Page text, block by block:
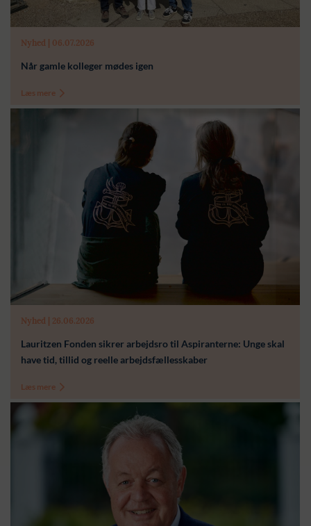
Nyhed | 06.07.2026
Når gamle kolleger mødes igen
Læs mere
Nyhed | 26.06.2026
Lauritzen Fonden sikrer arbejdsro til Aspiranterne: Unge skal
have tid, tillid og reelle arbejdsfællesskaber
Læs mere